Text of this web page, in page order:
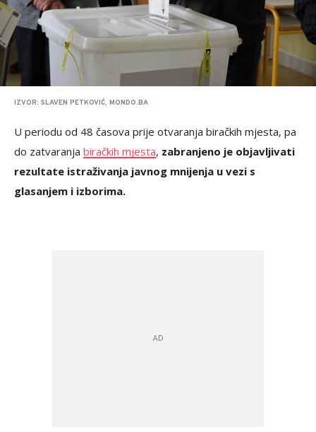
IZVOR: SLAVEN PETKOVIĆ, MONDO.BA
U periodu od 48 časova prije otvaranja biračkih mjesta, pa
do zatvaranja biračkih mjesta, zabranjeno je objavljivati
rezultate istraživanja javnog mnijenja u vezi s
glasanjem i izborima.